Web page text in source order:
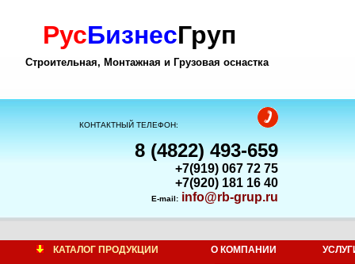
РусБизнесГруп
Строительная, Монтажная и Грузовая оснастка
КОНТАКТНЫЙ ТЕЛЕФОН:
8 (4822) 493-659
+7(919) 067 72 75
+7(920) 181 16 40
E-mail: info@rb-grup.ru
КАТАЛОГ ПРОДУКЦИИ О КОМПАНИИ